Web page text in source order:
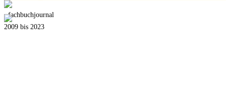
fachbuchjournal
2009 bis 2023